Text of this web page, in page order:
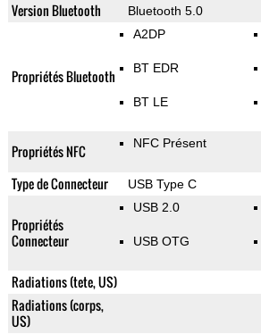
Version Bluetooth Bluetooth 5.0
Propriétés Bluetooth
A2DP
BT EDR
BT LE
Propriétés NFC NFC Présent
Type de Connecteur USB Type C
Propriétés
Connecteur
USB 2.0
USB OTG
Radiations (tete, US)
Radiations (corps,
US)